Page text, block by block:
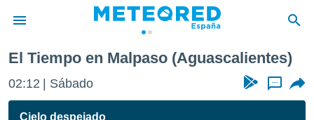
de
por
El Tiempo en Malpaso (Aguascalientes)
02:12 Sábado ...
Cielo despejado